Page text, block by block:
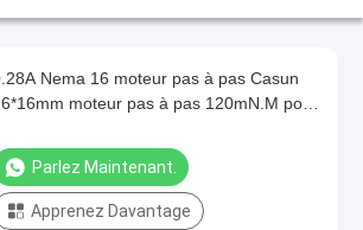
Nema 16 moteur pas à pas Casun
moteur pas à pas 120mN.M pour
Parlez Maintenant.
Apprenez Davantage